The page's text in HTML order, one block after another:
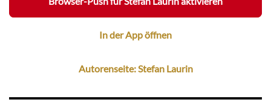
In der App öffnen
Autorenseite: Stefan Laurin